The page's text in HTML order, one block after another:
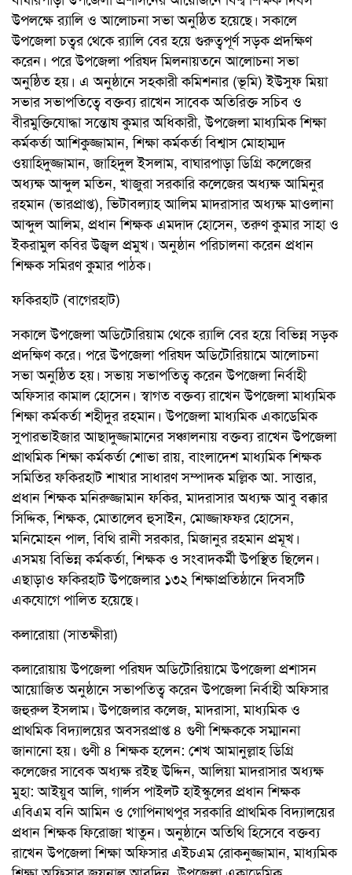
উপলক্ষে র‌্যালি ও আলোচনা সভা অনুষ্ঠিত হয়েছে। সকালে
উপজেলা চত্বর থেকে র‌্যালি বের হয়ে গুরুত্বপূর্ণ সড়ক প্রদক্ষিণ
করেন। পরে উপজেলা পরিষদ মিলনায়তনে আলোচনা সভা
অনুষ্ঠিত হয়। এ অনুষ্ঠানে সহকারী কমিশনার (ভূমি) ইউসুফ মিয়া
সভার সভাপতিত্বে বক্তব্য রাখেন সাবেক অতিরিক্ত সচিব ও
বীরমুক্তিযোদ্ধা সন্তোষ কুমার অধিকারী, উপজেলা মাধ্যমিক শিক্ষা
কর্মকর্তা আশিকুজ্জামান, শিক্ষা কর্মকর্তা বিশ্বাস মোহাম্মদ
ওয়াহিদুজ্জামান, জাহিদুল ইসলাম, বাঘারপাড়া ডিগ্রি কলেজের
অধ্যক্ষ আব্দুল মতিন, খাজুরা সরকারি কলেজের অধ্যক্ষ আমিনুর
রহমান (ভারপ্রাপ্ত), ভিটাবল্যাহ আলিম মাদরাসার অধ্যক্ষ মাওলানা
আব্দুল আলিম, প্রধান শিক্ষক এমদাদ হোসেন, তরুণ কুমার সাহা ও
ইকরামুল কবির উজ্বল প্রমুখ। অনুষ্ঠান পরিচালনা করেন প্রধান
শিক্ষক সমিরণ কুমার পাঠক।
ফকিরহাট (বাগেরহাট)
সকালে উপজেলা অডিটোরিয়াম থেকে র‌্যালি বের হয়ে বিভিন্ন সড়ক
প্রদক্ষিণ করে। পরে উপজেলা পরিষদ অডিটোরিয়ামে আলোচনা
সভা অনুষ্ঠিত হয়। সভায় সভাপতিত্ব করেন উপজেলা নির্বাহী
অফিসার কামাল হোসেন। স্বাগত বক্তব্য রাখেন উপজেলা মাধ্যমিক
শিক্ষা কর্মকর্তা শহীদুর রহমান। উপজেলা মাধ্যমিক একাডেমিক
সুপারভাইজার আছাদুজ্জামানের সঞ্চালনায় বক্তব্য রাখেন উপজেলা
প্রাথমিক শিক্ষা কর্মকর্তা শোভা রায়, বাংলাদেশ মাধ্যমিক শিক্ষক
সমিতির ফকিরহাট শাখার সাধারণ সম্পাদক মল্লিক আ. সাত্তার,
প্রধান শিক্ষক মনিরুজ্জামান ফকির, মাদরাসার অধ্যক্ষ আবু বক্কার
সিদ্দিক, শিক্ষক, মোতালেব হুসাইন, মোজ্জাফফর হোসেন,
মনিমোহন পাল, বিথি রানী সরকার, মিজানুর রহমান প্রমূখ।
এসময় বিভিন্ন কর্মকর্তা, শিক্ষক ও সংবাদকর্মী উপস্থিত ছিলেন।
এছাড়াও ফকিরহাট উপজেলার ১৩২ শিক্ষাপ্রতিষ্ঠানে দিবসটি
একযোগে পালিত হয়েছে।
কলারোয়া (সাতক্ষীরা)
কলারোয়ায় উপজেলা পরিষদ অডিটোরিয়ামে উপজেলা প্রশাসন
আয়োজিত অনুষ্ঠানে সভাপতিত্ব করেন উপজেলা নির্বাহী অফিসার
জহুরুল ইসলাম। উপজেলার কলেজ, মাদরাসা, মাধ্যমিক ও
প্রাথমিক বিদ্যালয়ের অবসরপ্রাপ্ত ৪ গুণী শিক্ষককে সম্মাননা
জানানো হয়। গুণী ৪ শিক্ষক হলেন: শেখ আমানুল্লাহ ডিগ্রি
কলেজের সাবেক অধ্যক্ষ রইছ উদ্দিন, আলিয়া মাদরাসার অধ্যক্ষ
মুহা: আইয়ুব আলি, গার্লস পাইলট হাইস্কুলের প্রধান শিক্ষক
এবিএম বনি আমিন ও গোপিনাথপুর সরকারি প্রাথমিক বিদ্যালয়ের
প্রধান শিক্ষক ফিরোজা খাতুন। অনুষ্ঠানে অতিথি হিসেবে বক্তব্য
রাখেন উপজেলা শিক্ষা অফিসার এইচএম রোকনুজ্জামান, মাধ্যমিক